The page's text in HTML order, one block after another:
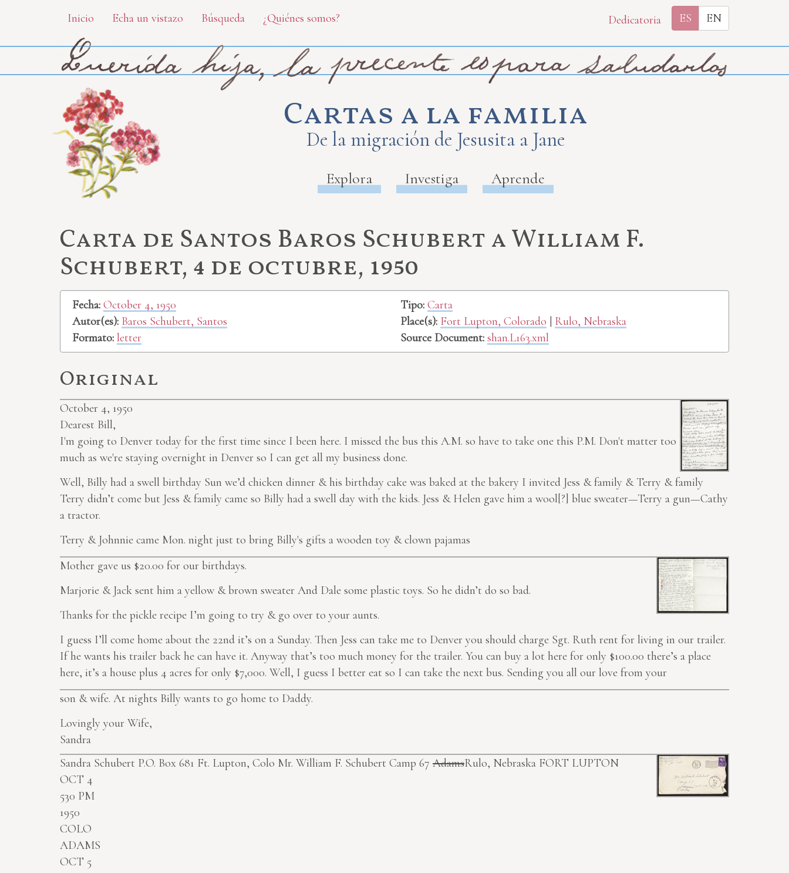
main
Inicio Echa un vistazo Búsqueda ¿Quiénes somos? Dedicatoria ES EN
Cartas a la familia
De la migración de Jesusita a Jane
Explora Investiga Aprende
Carta de Santos Baros Schubert a William F.
Schubert, 4 de octubre, 1950
Fecha: October 4, 1950
Autor(es): Baros Schubert, Santos
Formato: letter
Tipo: Carta
Place(s): Fort Lupton, Colorado
Rulo, Nebraska
Source Document: shan.L163.xml
Original
October 4, 1950
Dearest Bill,
I'm going to Denver today for the first time since I been here. I missed the bus this A.M. so have to take one this P.M. Don't matter too
much as we're staying overnight in Denver so I can get all my business done.
Well, Billy had a swell birthday Sun we’d chicken dinner & his birthday cake was baked at the bakery I invited Jess & family & Terry & family
Terry didn’t come but Jess & family came so Billy had a swell day with the kids. Jess & Helen gave him a wool[?] blue sweater—Terry a gun—Cathy
a tractor.
Terry & Johnnie came Mon. night just to bring Billy's gifts a wooden toy & clown pajamas
Mother gave us $20.00 for our birthdays.
Marjorie & Jack sent him a yellow & brown sweater And Dale some plastic toys. So he didn’t do so bad.
Thanks for the pickle recipe I’m going to try & go over to your aunts.
I guess I’ll come home about the 22nd it’s on a Sunday. Then Jess can take me to Denver you should charge Sgt. Ruth rent for living in our trailer.
If he wants his trailer back he can have it. Anyway that’s too much money for the trailer. You can buy a lot here for only $100.00 there’s a place
here, it’s a house plus 4 acres for only $7,000. Well, I guess I better eat so I can take the next bus. Sending you all our love from your
son & wife. At nights Billy wants to go home to Daddy.
Lovingly your Wife,
Sandra
Sandra Schubert P.O. Box 681 Ft. Lupton, Colo Mr. William F. Schubert Camp 67 AdamsRulo, Nebraska FORT LUPTON
OCT 4
530 PM
1950
COLO
ADAMS
OCT 5